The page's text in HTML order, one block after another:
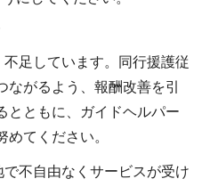
足しています。同行援護従
ながるよう、報酬改善を引
とともに、ガイドヘルパー
めてください。
不自由なくサービスが受け